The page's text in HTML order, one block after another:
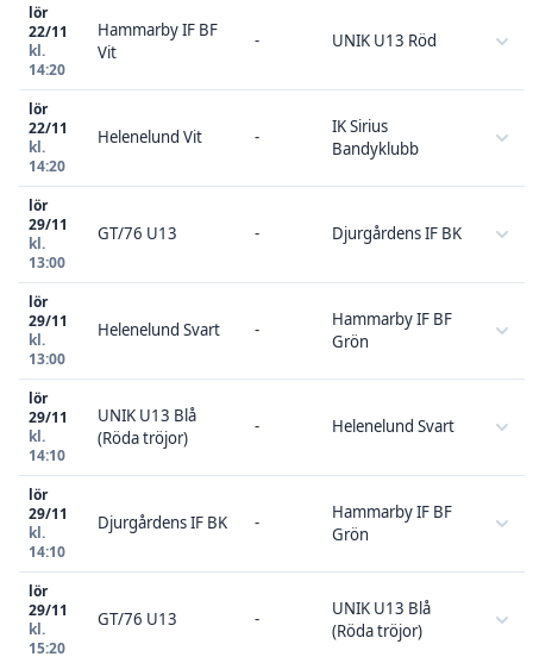
lör
22/11
kl.
14:20
Hammarby IF BF
Vit
- UNIK U13 Röd
lör
22/11
kl.
14:20
Helenelund Vit -
IK Sirius
Bandyklubb
lör
29/11
kl.
13:00
GT/76 U13 - Djurgårdens IF BK
lör
29/11
kl.
13:00
Helenelund Svart -
Hammarby IF BF
Grön
lör
29/11
kl.
14:10
UNIK U13 Blå
(Röda tröjor)
- Helenelund Svart
lör
29/11
kl.
14:10
Djurgårdens IF BK -
Hammarby IF BF
Grön
lör
29/11
kl.
15:20
GT/76 U13 -
UNIK U13 Blå
(Röda tröjor)